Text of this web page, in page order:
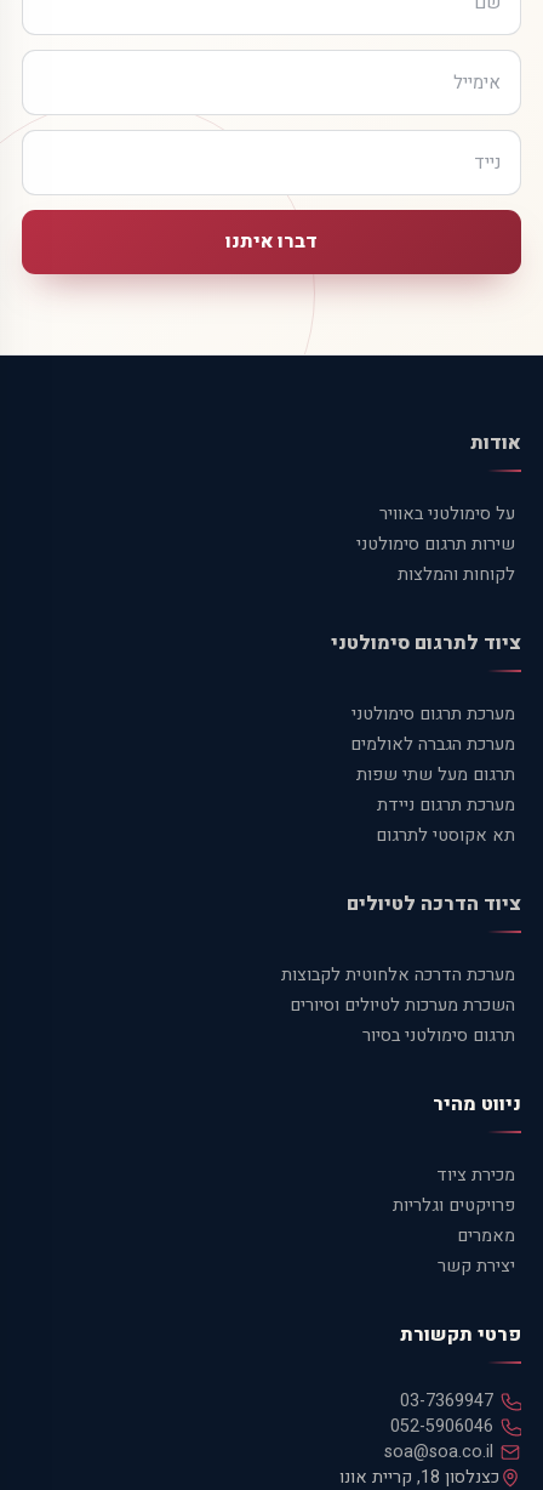
דברו איתנו
אודות
על סימולטני באוויר
שירות תרגום סימולטני
לקוחות והמלצות
ציוד לתרגום סימולטני
מערכת תרגום סימולטני
מערכת הגברה לאולמים
תרגום מעל שתי שפות
מערכת תרגום ניידת
תא אקוסטי לתרגום
ציוד הדרכה לטיולים
מערכת הדרכה אלחוטית לקבוצות
השכרת מערכות לטיולים וסיורים
תרגום סימולטני בסיור
ניווט מהיר
מכירת ציוד
פרויקטים וגלריות
מאמרים
יצירת קשר
פרטי תקשורת
03-7369947
052-5906046
soa@soa.co.il
כצנלסון 18, קריית אונו